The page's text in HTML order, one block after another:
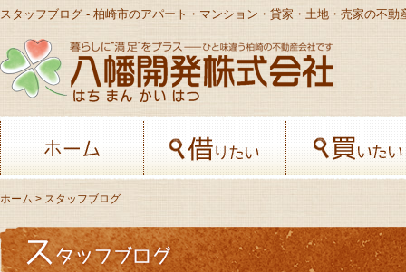
スタッフブログ - 柏崎市のアパート・マンション・貸家・土地・売家の不動
ホーム 借りたい
ホーム > スタッフブログ